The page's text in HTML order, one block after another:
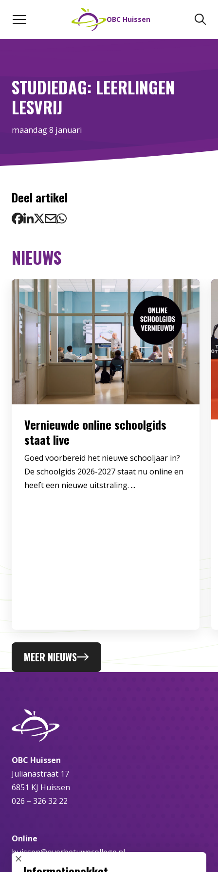
OBC Huissen
STUDIEDAG: LEERLINGEN
LESVRIJ
maandag 8 januari
Deel artikel
NIEUWS
Vernieuwde online schoolgids
staat live
Goed voorbereid het nieuwe schooljaar in?
De schoolgids 2026-2027 staat nu online en
heeft een nieuwe uitstraling. ...
MEER NIEUWS
OBC Huissen
Julianastraat 17
6851 KJ Huissen
026 – 326 32 22
Online
huissen@overbetuwecollege.nl
SLUIT POPUP